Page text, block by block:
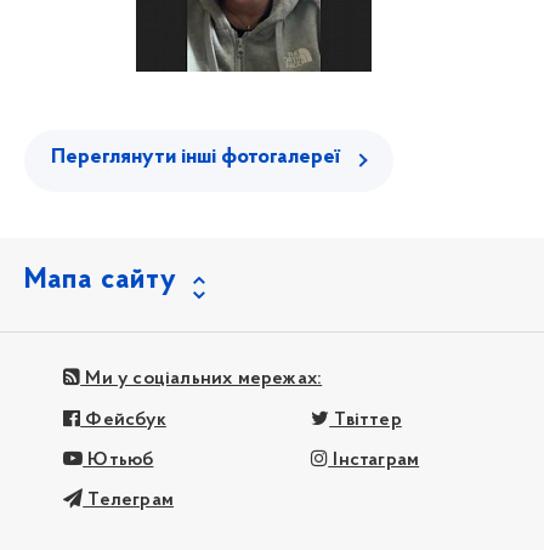
Переглянути інші фотогалереї
Мапа сайту
Ми у соціальних мережах:
Фейсбук Твіттер
Ютьюб Інстаграм
Телеграм